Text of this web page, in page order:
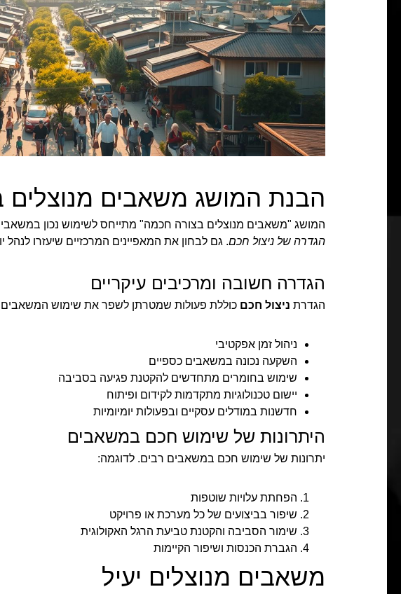
הבנת המושג משאבים מנוצלים
המושג "משאבים מנוצלים בצורה חכמה" מתייחס לשימוש נכון
הגדרה של ניצול חכם. גם לבחון את המאפיינים המרכזיים שיעזרו לנהל
הגדרה חשובה ומרכיבים עיקריים
הגדרת ניצול חכם כוללת פעולות שמטרתן לשפר את שימוש המשאבים.
ניהול זמן אפקטיבי
השקעה נכונה במשאבים כספיים
שימוש בחומרים מתחדשים להקטנת פגיעה בסביבה
יישום טכנולוגיות מתקדמות לקידום ופיתוח
חדשנות במודלים עסקיים ובפעולות יומיומיות
היתרונות של שימוש חכם במשאבים
יתרונות של שימוש חכם במשאבים רבים. לדוגמה:
הפחתת עלויות שוטפות
שיפור בביצועים של כל מערכת או פרויקט
שימור הסביבה והקטנת טביעת הרגל האקולוגית
הגברת הכנסות ושיפור הקיימות
משאבים מנוצלים יעיל